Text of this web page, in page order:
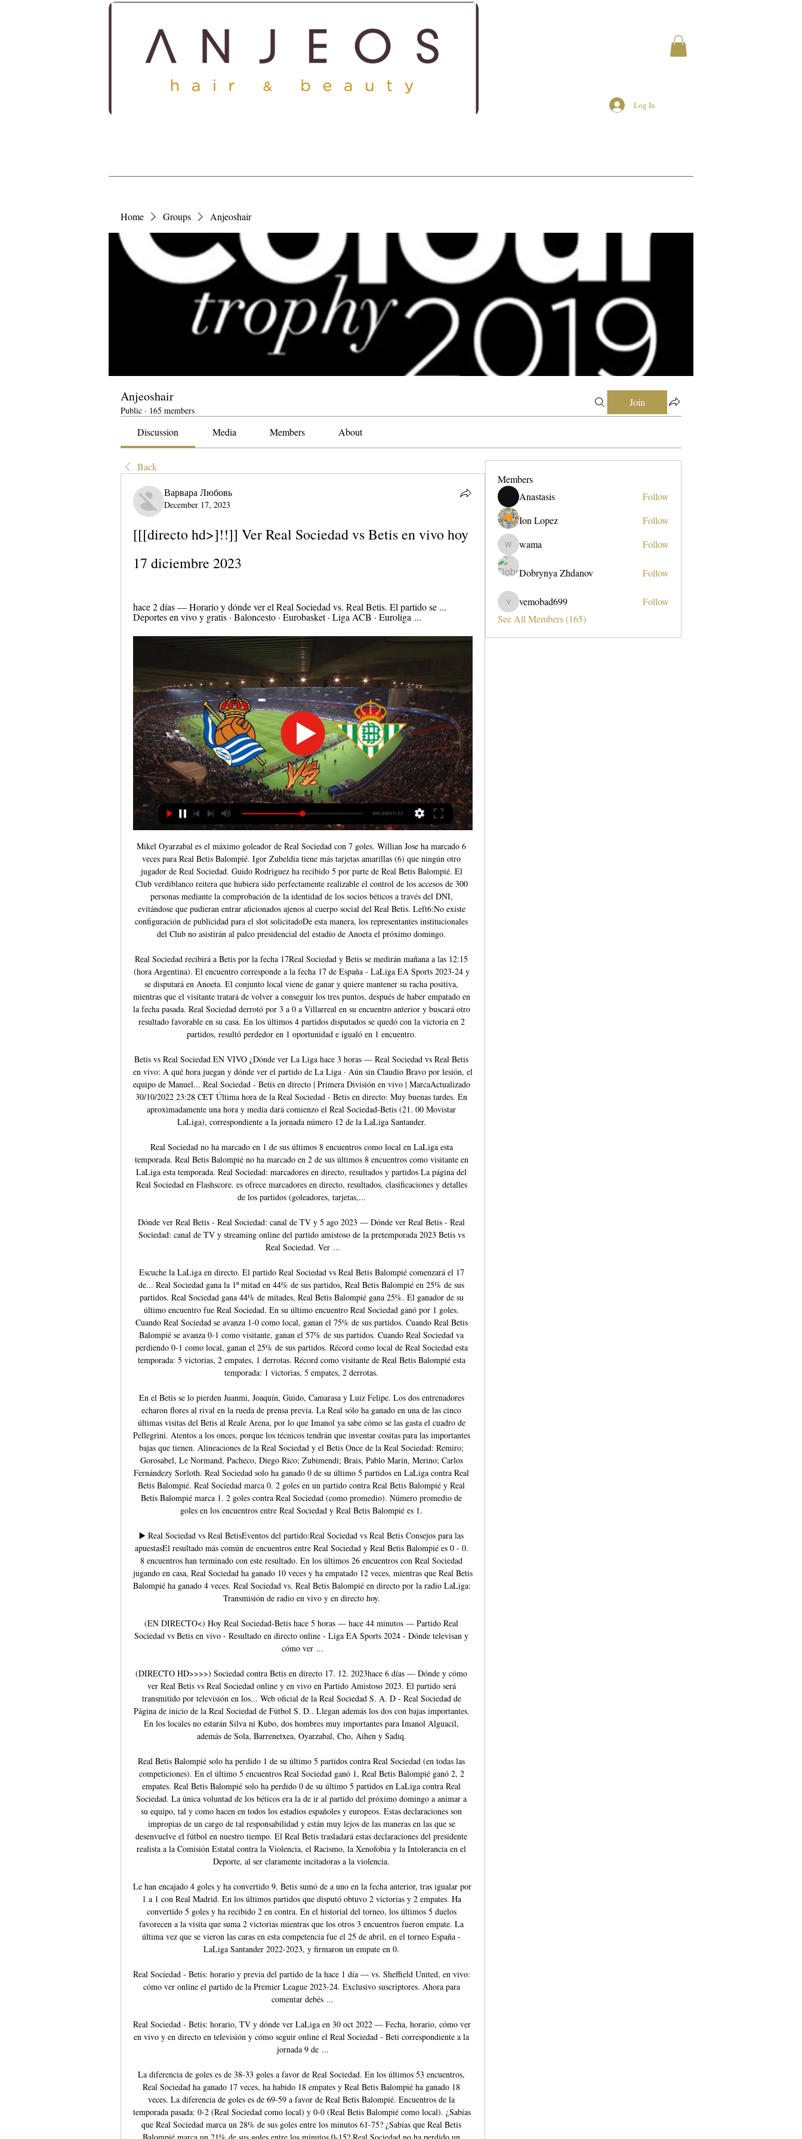
Log In
Home Groups Anjeoshair
Anjeoshair
Public · 165 members
Join
Discussion Media Members About
Back
Варвара Любовь
December 17, 2023
[[[directo hd>]!!]] Ver Real Sociedad vs Betis en vivo hoy
17 diciembre 2023
hace 2 días — Horario y dónde ver el Real Sociedad vs. Real Betis. El partido se ...
Deportes en vivo y gratis · Baloncesto · Eurobasket · Liga ACB · Euroliga ...
Mikel Oyarzabal es el máximo goleador de Real Sociedad con 7 goles. Willian Jose ha marcado 6
veces para Real Betis Balompié. Igor Zubeldia tiene más tarjetas amarillas (6) que ningún otro
jugador de Real Sociedad. Guido Rodriguez ha recibido 5 por parte de Real Betis Balompié. El
Club verdiblanco reitera que hubiera sido perfectamente realizable el control de los accesos de 300
personas mediante la comprobación de la identidad de los socios béticos a través del DNI,
evitándose que pudieran entrar aficionados ajenos al cuerpo social del Real Betis. Left6:No existe
configuración de publicidad para el slot solicitadoDe esta manera, los representantes institucionales
del Club no asistirán al palco presidencial del estadio de Anoeta el próximo domingo.
Real Sociedad recibirá a Betis por la fecha 17Real Sociedad y Betis se medirán mañana a las 12:15
(hora Argentina). El encuentro corresponde a la fecha 17 de España - LaLiga EA Sports 2023-24 y
se disputará en Anoeta. El conjunto local viene de ganar y quiere mantener su racha positiva,
mientras que el visitante tratará de volver a conseguir los tres puntos, después de haber empatado en
la fecha pasada. Real Sociedad derrotó por 3 a 0 a Villarreal en su encuentro anterior y buscará otro
resultado favorable en su casa. En los últimos 4 partidos disputados se quedó con la victoria en 2
partidos, resultó perdedor en 1 oportunidad e igualó en 1 encuentro.
Betis vs Real Sociedad EN VIVO ¿Dónde ver La Liga hace 3 horas — Real Sociedad vs Real Betis
en vivo: A qué hora juegan y dónde ver el partido de La Liga · Aún sin Claudio Bravo por lesión, el
equipo de Manuel... Real Sociedad - Betis en directo | Primera División en vivo | MarcaActualizado
30/10/2022 23:28 CET Última hora de la Real Sociedad - Betis en directo: Muy buenas tardes. En
aproximadamente una hora y media dará comienzo el Real Sociedad-Betis (21. 00 Movistar
LaLiga), correspondiente a la jornada número 12 de la LaLiga Santander.
Real Sociedad no ha marcado en 1 de sus últimos 8 encuentros como local en LaLiga esta
temporada. Real Betis Balompié no ha marcado en 2 de sus últimos 8 encuentros como visitante en
LaLiga esta temporada. Real Sociedad: marcadores en directo, resultados y partidos La página del
Real Sociedad en Flashscore. es ofrece marcadores en directo, resultados, clasificaciones y detalles
de los partidos (goleadores, tarjetas,...
Dónde ver Real Betis - Real Sociedad: canal de TV y 5 ago 2023 — Dónde ver Real Betis - Real
Sociedad: canal de TV y streaming online del partido amistoso de la pretemporada 2023 Betis vs
Real Sociedad. Ver ...
Escuche la LaLiga en directo. El partido Real Sociedad vs Real Betis Balompié comenzará el 17
de... Real Sociedad gana la 1º mitad en 44% de sus partidos, Real Betis Balompié en 25% de sus
partidos. Real Sociedad gana 44% de mitades, Real Betis Balompié gana 25%. El ganador de su
último encuentro fue Real Sociedad. En su último encuentro Real Sociedad ganó por 1 goles.
Cuando Real Sociedad se avanza 1-0 como local, ganan el 75% de sus partidos. Cuando Real Betis
Balompié se avanza 0-1 como visitante, ganan el 57% de sus partidos. Cuando Real Sociedad va
perdiendo 0-1 como local, ganan el 25% de sus partidos. Récord como local de Real Sociedad esta
temporada: 5 victorias, 2 empates, 1 derrotas. Récord como visitante de Real Betis Balompié esta
temporada: 1 victorias, 5 empates, 2 derrotas.
En el Betis se lo pierden Juanmi, Joaquín, Guido, Camarasa y Luiz Felipe. Los dos entrenadores
echaron flores al rival en la rueda de prensa previa. La Real sólo ha ganado en una de las cinco
últimas visitas del Betis al Reale Arena, por lo que Imanol ya sabe cómo se las gasta el cuadro de
Pellegrini. Atentos a los onces, porque los técnicos tendrán que inventar cositas para las importantes
bajas que tienen. Alineaciones de la Real Sociedad y el Betis Once de la Real Sociedad: Remiro;
Gorosabel, Le Normand, Pacheco, Diego Rico; Zubimendi; Brais, Pablo Marín, Merino; Carlos
Fernándezy Sorloth. Real Sociedad solo ha ganado 0 de su último 5 partidos en LaLiga contra Real
Betis Balompié. Real Sociedad marca 0. 2 goles en un partido contra Real Betis Balompié y Real
Betis Balompié marca 1. 2 goles contra Real Sociedad (como promedio). Número promedio de
goles en los encuentros entre Real Sociedad y Real Betis Balompié es 1.
▶️ Real Sociedad vs Real BetisEventos del partido:Real Sociedad vs Real Betis Consejos para las
apuestasEl resultado más común de encuentros entre Real Sociedad y Real Betis Balompié es 0 - 0.
8 encuentros han terminado con este resultado. En los últimos 26 encuentros con Real Sociedad
jugando en casa, Real Sociedad ha ganado 10 veces y ha empatado 12 veces, mientras que Real Betis
Balompié ha ganado 4 veces. Real Sociedad vs. Real Betis Balompié en directo por la radio LaLiga:
Transmisión de radio en vivo y en directo hoy.
(EN DIRECTO<) Hoy Real Sociedad-Betis hace 5 horas — hace 44 minutos — Partido Real
Sociedad vs Betis en vivo - Resultado en directo online - Liga EA Sports 2024 - Dónde televisan y
cómo ver ...
(DIRECTO HD>>>>) Sociedad contra Betis en directo 17. 12. 2023hace 6 días — Dónde y cómo
ver Real Betis vs Real Sociedad online y en vivo en Partido Amistoso 2023. El partido será
transmitido por televisión en los... Web oficial de la Real Sociedad S. A. D - Real Sociedad de
Página de inicio de la Real Sociedad de Fútbol S. D.. Llegan además los dos con bajas importantes.
En los locales no estarán Silva ni Kubo, dos hombres muy importantes para Imanol Alguacil,
además de Sola, Barrenetxea, Oyarzabal, Cho, Aihen y Sadiq.
Real Betis Balompié solo ha perdido 1 de su último 5 partidos contra Real Sociedad (en todas las
competiciones). En el último 5 encuentros Real Sociedad ganó 1, Real Betis Balompié ganó 2, 2
empates. Real Betis Balompié solo ha perdido 0 de su último 5 partidos en LaLiga contra Real
Sociedad. La única voluntad de los béticos era la de ir al partido del próximo domingo a animar a
su equipo, tal y como hacen en todos los estadios españoles y europeos. Estas declaraciones son
impropias de un cargo de tal responsabilidad y están muy lejos de las maneras en las que se
desenvuelve el fútbol en nuestro tiempo. El Real Betis trasladará estas declaraciones del presidente
realista a la Comisión Estatal contra la Violencia, el Racismo, la Xenofobia y la Intolerancia en el
Deporte, al ser claramente incitadoras a la violencia.
Le han encajado 4 goles y ha convertido 9. Betis sumó de a uno en la fecha anterior, tras igualar por
1 a 1 con Real Madrid. En los últimos partidos que disputó obtuvo 2 victorias y 2 empates. Ha
convertido 5 goles y ha recibido 2 en contra. En el historial del torneo, los últimos 5 duelos
favorecen a la visita que suma 2 victorias mientras que los otros 3 encuentros fueron empate. La
última vez que se vieron las caras en esta competencia fue el 25 de abril, en el torneo España -
LaLiga Santander 2022-2023, y firmaron un empate en 0.
Real Sociedad - Betis: horario y previa del partido de la hace 1 día — vs. Sheffield United, en vivo:
cómo ver online el partido de la Premier League 2023-24. Exclusivo suscriptores. Ahora para
comentar debés ...
Real Sociedad - Betis: horario, TV y dónde ver LaLiga en 30 oct 2022 — Fecha, horario, cómo ver
en vivo y en directo en televisión y cómo seguir online el Real Sociedad - Beti correspondiente a la
jornada 9 de ...
La diferencia de goles es de 38-33 goles a favor de Real Sociedad. En los últimos 53 encuentros,
Real Sociedad ha ganado 17 veces, ha habido 18 empates y Real Betis Balompié ha ganado 18
veces. La diferencia de goles es de 69-59 a favor de Real Betis Balompié. Encuentros de la
temporada pasada: 0-2 (Real Sociedad como local) y 0-0 (Real Betis Balompié como local). ¿Sabías
que Real Sociedad marca un 28% de sus goles entre los minutos 61-75? ¿Sabías que Real Betis
Members
Anastasis
Follow
Ion Lopez
Follow
wama
wama Follow
Dobrynya Zhdanov Follow
vemobad699
vemobad699
Follow
See All Members (165)